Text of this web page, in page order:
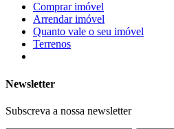
Comprar imóvel
Arrendar imóvel
Quanto vale o seu imóvel
Terrenos
Newsletter
Subscreva a nossa newsletter